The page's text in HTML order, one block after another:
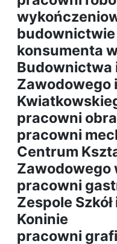
budownictwie
konsumenta
Budownictwa
Zawodowego
pracowni
pracowni
Centrum
Zawodowego
pracowni
Zespole
Koninie
pracowni